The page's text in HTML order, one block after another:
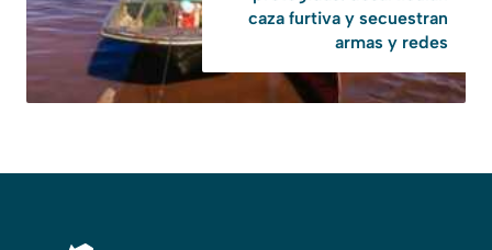
caza furtiva y secuestran
armas y redes